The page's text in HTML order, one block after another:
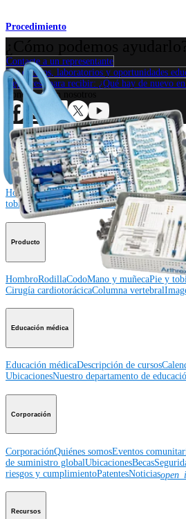
Procedimiento
Contacte a un representante
Ver eventos, laboratorios y oportunidades
Regístrese para recibir: ¿Qué hay de nuevo
Conéctese con nosotros
Procedimiento
HombroRodillaCodoMano y muñecaPie y
tobilloCaderaOrtobiológicosCirugía
Producto
HombroRodillaCodoMano y muñecaPie y
Cirugía cardiotorácicaColumna vertebral
Educación médica
Educación médicaDescripción de cursos
UbicacionesNuestro departamento de
Corporación
CorporaciónQuiénes somosEventos
de suministro globalUbicacionesBecas
riesgos y cumplimientoPatentesNoticias
Recursos